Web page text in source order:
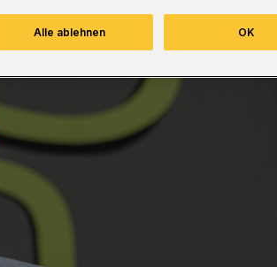
Alle ablehnen OK